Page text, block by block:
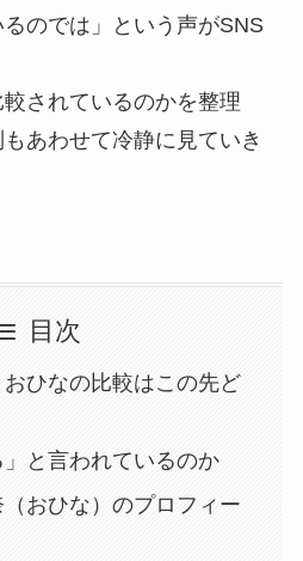
のでは」という声がSNS
されているのかを整理
あわせて冷静に見ていき
目次
おひなの比較はこの先ど
と言われているのか
おひな）のプロフィー